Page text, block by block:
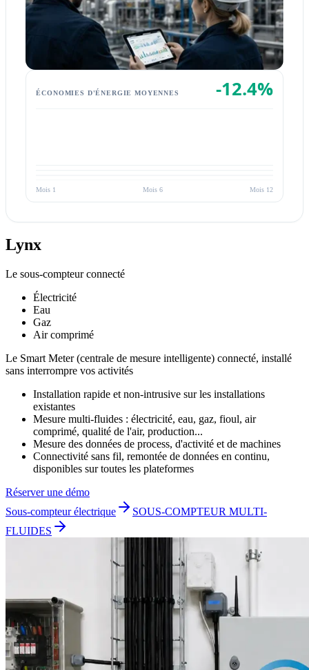
ÉCONOMIES D'ÉNERGIE MOYENNES -12.4%
Mois 1 Mois 6 Mois 12
Lynx
Le sous-compteur connecté
Électricité
Eau
Gaz
Air comprimé
Le Smart Meter (centrale de mesure intelligente) connecté, installé
sans interrompre vos activités
Installation rapide et non-intrusive sur les installations
existantes
Mesure multi-fluides : électricité, eau, gaz, fioul, air
comprimé, qualité de l'air, production...
Mesure des données de process, d'activité et de machines
Connectivité sans fil, remontée de données en continu,
disponibles sur toutes les plateformes
Réserver une démo
Sous-compteur électrique
SOUS-COMPTEUR MULTI-
FLUIDES